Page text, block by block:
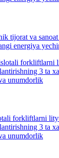
tijorat va sanoat
energiya
forkliftlarni
3 ta
unumdorlik